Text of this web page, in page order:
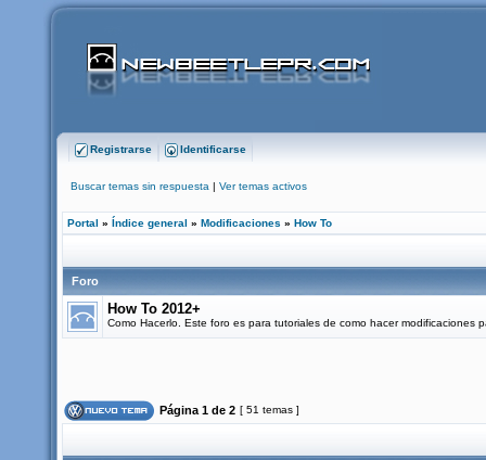
Registrarse Identificarse
Buscar temas sin respuesta | Ver temas activos
Portal » Índice general » Modificaciones » How To
Foro
How To 2012+
Como Hacerlo. Este foro es para tutoriales de como hacer modificaciones
Página 1 de 2 [ 51 temas ]